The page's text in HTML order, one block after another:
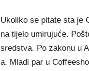
Ukoliko se pitate sta je
na tijelo umirujuće.
sredstva. Po zakonu u
a. Mladi par u